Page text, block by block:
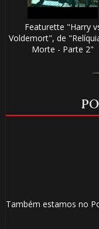
Featurette "Harry
Voldemort", de
Morte - Parte 2"
Também estamos no